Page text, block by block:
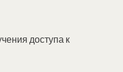
доступа к